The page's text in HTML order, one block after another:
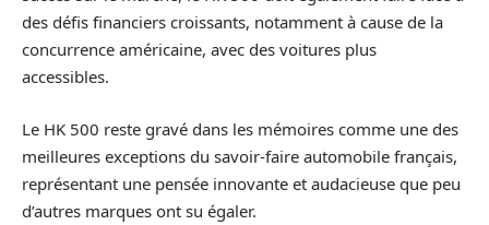
des défis financiers croissants, notamment à cause de la
concurrence américaine, avec des voitures plus
accessibles.
Le HK 500 reste gravé dans les mémoires comme une des
meilleures exceptions du savoir-faire automobile français,
représentant une pensée innovante et audacieuse que peu
d’autres marques ont su égaler.